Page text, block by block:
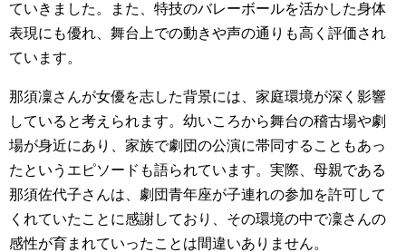
ていきました。また、特技のバレーボールを活かした身体
表現にも優れ、舞台上での動きや声の通りも高く評価され
ています。
那須凜さんが女優を志した背景には、家庭環境が深く影響
していると考えられます。幼いころから舞台の稽古場や劇
場が身近にあり、家族で劇団の公演に帯同することもあっ
たというエピソードも語られています。実際、母親である
那須佐代子さんは、劇団青年座が子連れの参加を許可して
くれていたことに感謝しており、その環境の中で凜さんの
感性が育まれていったことは間違いありません。